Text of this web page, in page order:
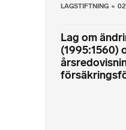
LAGSTIFTNING
Lag om
(1995:1560)